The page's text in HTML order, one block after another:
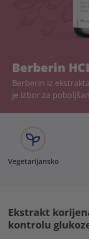
Berberin
Berberin iz
je izbor za
Vegetarijansko
Ekstrakt
kontrolu